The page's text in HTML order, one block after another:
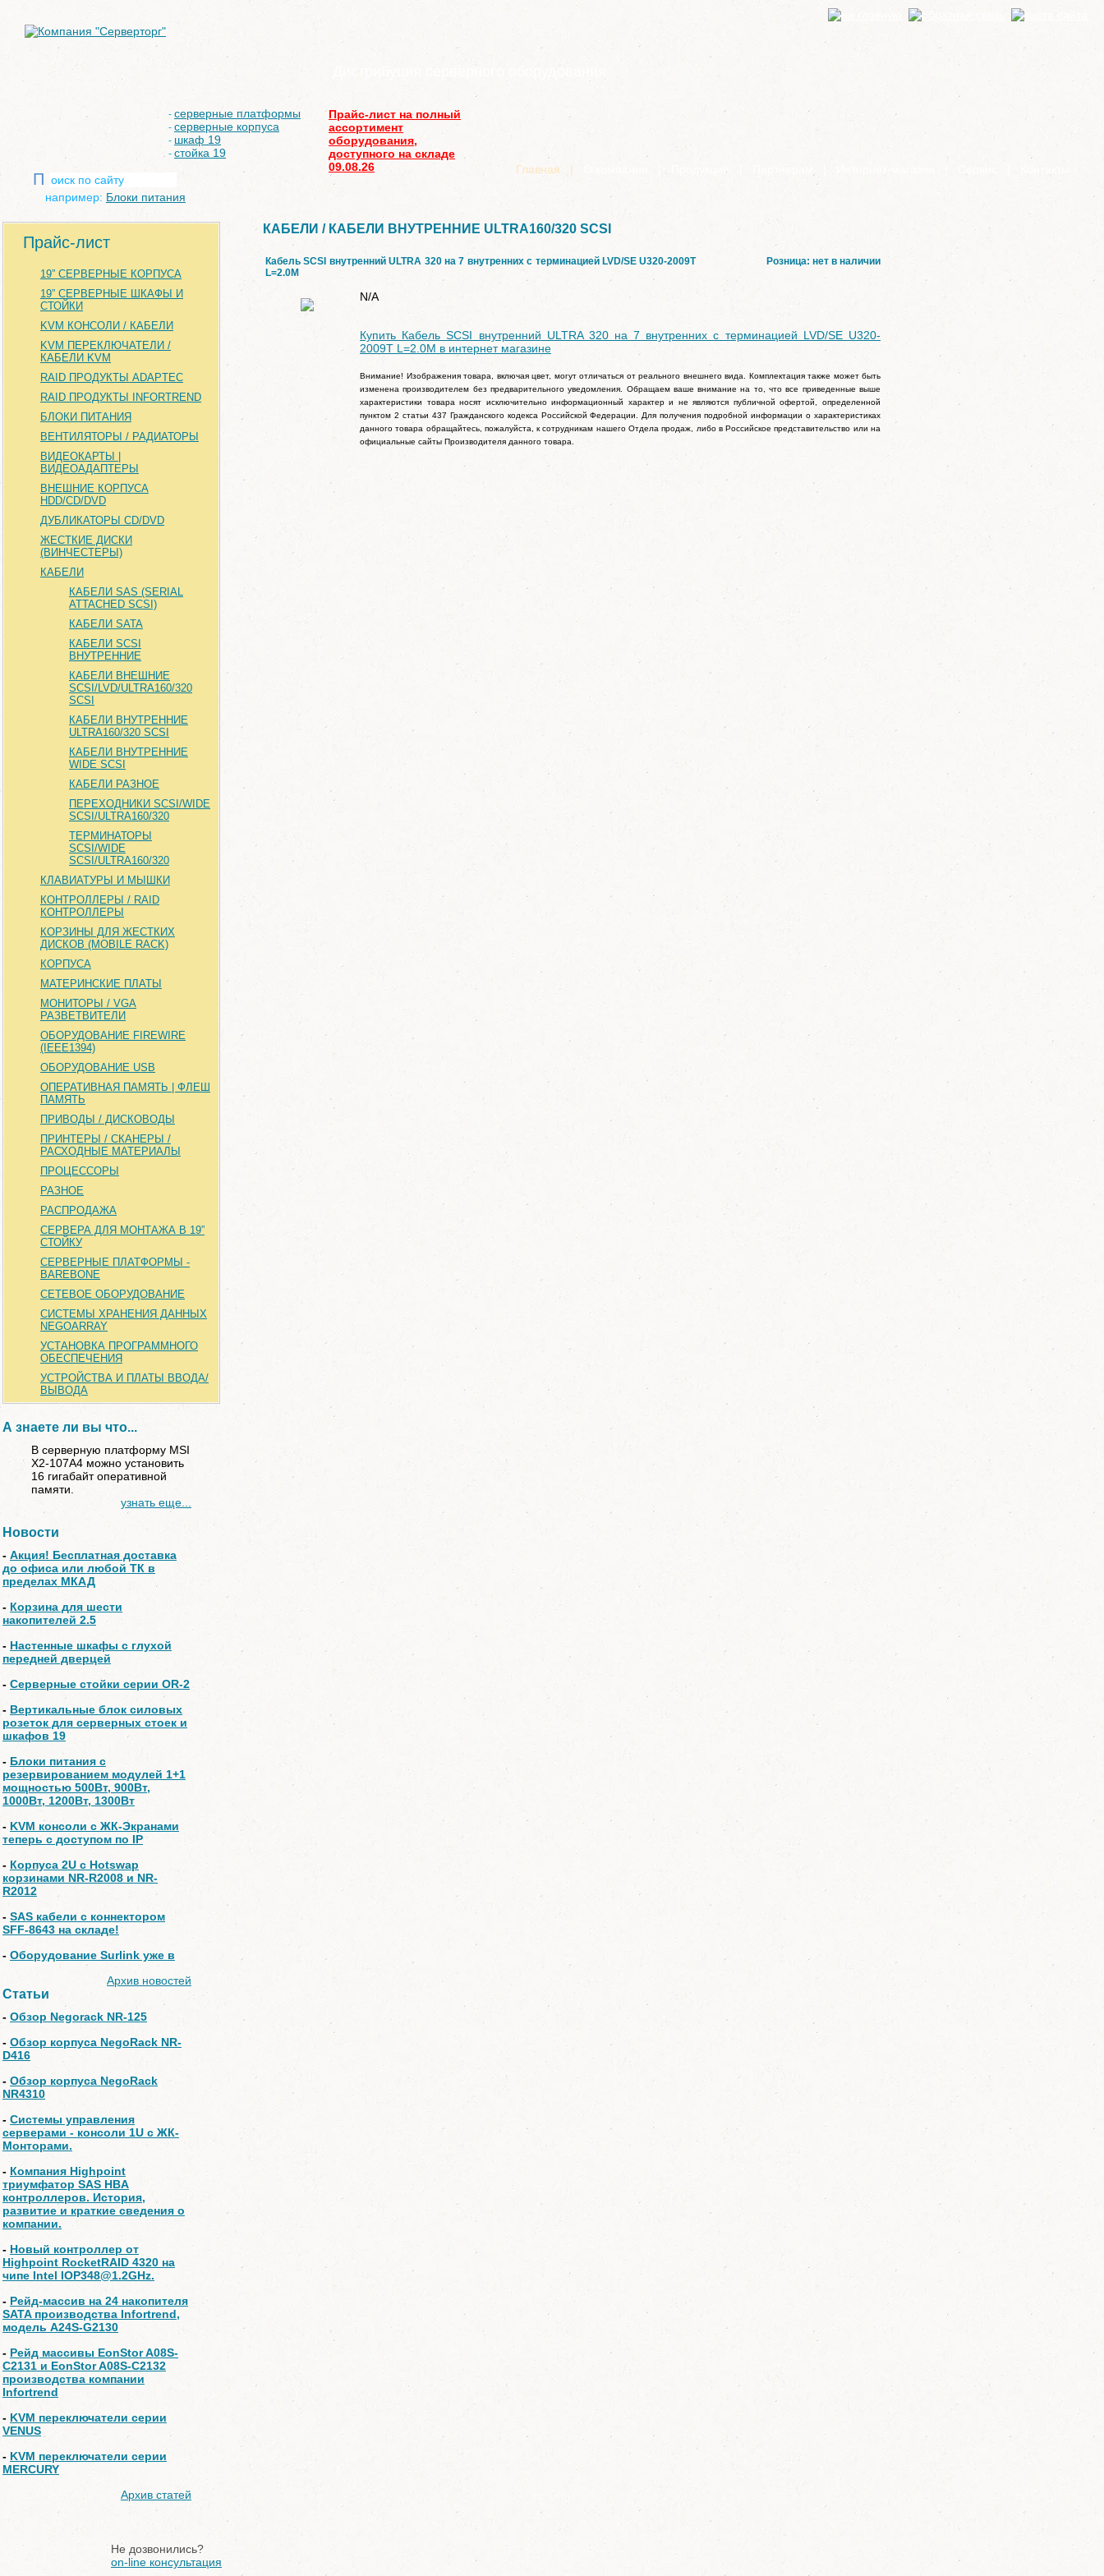
Дистрибуция серверного оборудования
- серверные платформы
- серверные корпуса
- шкаф 19
- стойка 19
Прайс-лист на полный
ассортимент
оборудования,
доступного на складе
09.08.26
П
например: Блоки питания
Главная | О компании Продукция
Прайс-лист
19” СЕРВЕРНЫЕ КОРПУСА
19” СЕРВЕРНЫЕ ШКАФЫ И
СТОЙКИ
KVM КОНСОЛИ / КАБЕЛИ
KVM ПЕРЕКЛЮЧАТЕЛИ /
КАБЕЛИ KVM
RAID ПРОДУКТЫ ADAPTEC
RAID ПРОДУКТЫ INFORTREND
БЛОКИ ПИТАНИЯ
ВЕНТИЛЯТОРЫ / РАДИАТОРЫ
ВИДЕОКАРТЫ |
ВИДЕОАДАПТЕРЫ
ВНЕШНИЕ КОРПУСА
HDD/CD/DVD
ДУБЛИКАТОРЫ CD/DVD
ЖЕСТКИЕ ДИСКИ
(ВИНЧЕСТЕРЫ)
КАБЕЛИ
КАБЕЛИ SAS (SERIAL
ATTACHED SCSI)
КАБЕЛИ SATA
КАБЕЛИ SCSI
ВНУТРЕННИЕ
КАБЕЛИ ВНЕШНИЕ
SCSI/LVD/ULTRA160/320
SCSI
КАБЕЛИ ВНУТРЕННИЕ
ULTRA160/320 SCSI
КАБЕЛИ ВНУТРЕННИЕ
WIDE SCSI
КАБЕЛИ РАЗНОЕ
ПЕРЕХОДНИКИ SCSI/WIDE
SCSI/ULTRA160/320
ТЕРМИНАТОРЫ
SCSI/WIDE
SCSI/ULTRA160/320
КЛАВИАТУРЫ И МЫШКИ
КОНТРОЛЛЕРЫ / RAID
КОНТРОЛЛЕРЫ
КОРЗИНЫ ДЛЯ ЖЕСТКИХ
ДИСКОВ (MOBILE RACK)
КОРПУСА
МАТЕРИНСКИЕ ПЛАТЫ
МОНИТОРЫ / VGA
РАЗВЕТВИТЕЛИ
ОБОРУДОВАНИЕ FIREWIRE
(IEEE1394)
ОБОРУДОВАНИЕ USB
ОПЕРАТИВНАЯ ПАМЯТЬ | ФЛЕШ
ПАМЯТЬ
ПРИВОДЫ / ДИСКОВОДЫ
ПРИНТЕРЫ / СКАНЕРЫ /
РАСХОДНЫЕ МАТЕРИАЛЫ
ПРОЦЕССОРЫ
РАЗНОЕ
РАСПРОДАЖА
СЕРВЕРА ДЛЯ МОНТАЖА В 19”
СТОЙКУ
СЕРВЕРНЫЕ ПЛАТФОРМЫ -
BAREBONE
СЕТЕВОЕ ОБОРУДОВАНИЕ
СИСТЕМЫ ХРАНЕНИЯ ДАННЫХ
NEGOARRAY
УСТАНОВКА ПРОГРАММНОГО
ОБЕСПЕЧЕНИЯ
УСТРОЙСТВА И ПЛАТЫ ВВОДА/
ВЫВОДА
А знаете ли вы что...
В серверную платформу MSI
X2-107A4 можно установить
16 гигабайт оперативной
памяти.
узнать еще...
Новости
- Акция! Бесплатная доставка
до офиса или любой ТК в
пределах МКАД
- Корзина для шести
накопителей 2.5
- Настенные шкафы с глухой
передней дверцей
- Серверные стойки серии OR-2
- Вертикальные блок силовых
розеток для серверных стоек и
шкафов 19
- Блоки питания с
резервированием модулей 1+1
мощностью 500Вт, 900Вт,
1000Вт, 1200Вт, 1300Вт
- KVM консоли с ЖК-Экранами
теперь с доступом по IP
- Корпуса 2U с Hotswap
корзинами NR-R2008 и NR-
R2012
- SAS кабели с коннектором
SFF-8643 на складе!
- Оборудование Surlink уже в
Архив новостей
Статьи
- Обзор Negorack NR-125
- Обзор корпуса NegoRack NR-
D416
-Обзор корпуса NegoRack
NR4310
- Системы управления
серверами - консоли 1U с ЖК-
Монторами.
- Компания Highpoint
триумфатор SAS HBA
контроллеров. История,
развитие и краткие сведения о
компании.
- Новый контроллер от
Highpoint RocketRAID 4320 на
чипе Intel IOP348@1.2GHz.
- Рейд-массив на 24 накопителя
SATA производства Infortrend,
модель A24S-G2130
- Рейд массивы EonStor A08S-
C2131 и EonStor A08S-C2132
производства компании
Infortrend
- KVM переключатели серии
VENUS
- KVM переключатели серии
MERCURY
Архив статей
КАБЕЛИ / КАБЕЛИ ВНУТРЕННИЕ ULTRA160/320 SCSI
Кабель SCSI внутренний ULTRA 320 на 7 внутренних с терминацией LVD/SE U320-2009T
L=2.0M
Розница: нет в наличии
N/A
Купить Кабель SCSI внутренний ULTRA 320 на 7 внутренних с терминацией LVD/SE U320-
2009T L=2.0M в интернет магазине
Внимание! Изображения товара, включая цвет, могут отличаться от реального внешнего вида. Комплектация также может быть
изменена производителем без предварительного уведомления. Обращаем ваше внимание на то, что все приведенные выше
характеристики товара носят исключительно информационный характер и не являются публичной офертой, определенной
пунктом 2 статьи 437 Гражданского кодекса Российской Федерации. Для получения подробной информации о характеристиках
данного товара обращайтесь, пожалуйста, к сотрудникам нашего Отдела продаж, либо в Российское представительство или на
официальные сайты Производителя данного товара.
Не дозвонились?
on-line консультация